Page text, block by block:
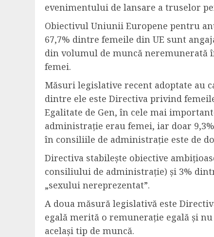
evenimentului de lansare a truselor
Obiectivul Uniunii Europene pentru
67,7% dintre femeile din UE sunt
din volumul de muncă neremunerată
femei.
Măsuri legislative recent adoptate au
dintre ele este Directiva privind
Egalitate de Gen, în cele mai
administrație erau femei, iar doar
în consiliile de administrație este de
Directiva stabilește obiective
consiliului de administrație) și 3%
„sexului nereprezentat”.
A doua măsură legislativă este
egală merită o remunerație egală și
același tip de muncă.